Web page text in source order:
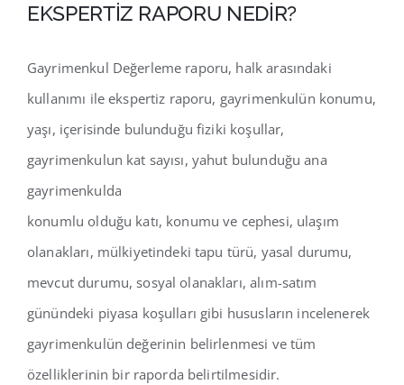
Referanslar
İletişim
EKSPERTİZ RAPORU NEDİR?
Gayrimenkul Değerleme raporu, halk arasındaki
kullanımı ile ekspertiz raporu, gayrimenkulün konumu,
yaşı, içerisinde bulunduğu fiziki koşullar,
gayrimenkulun kat sayısı, yahut bulunduğu ana
gayrimenkulda
konumlu olduğu katı, konumu ve cephesi, ulaşım
olanakları, mülkiyetindeki tapu türü, yasal durumu,
mevcut durumu, sosyal olanakları, alım-satım
günündeki piyasa koşulları gibi hususların incelenerek
gayrimenkulün değerinin belirlenmesi ve tüm
özelliklerinin bir raporda belirtilmesidir.